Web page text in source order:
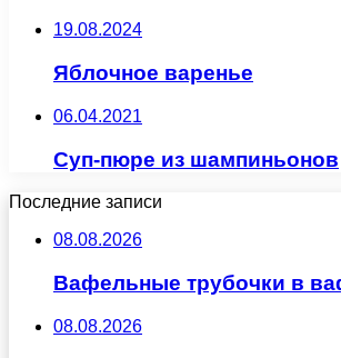
19.08.2024
Яблочное варенье
06.04.2021
Суп-пюре из шампиньонов
Последние записи
08.08.2026
Вафельные трубочки в
08.08.2026